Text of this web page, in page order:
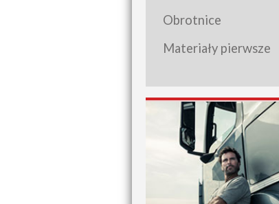
Obrotnice
Materiały pierwsze